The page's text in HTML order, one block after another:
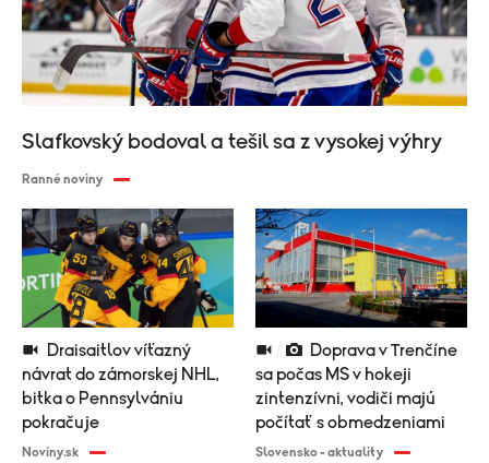
návrat do zámorskej NHL,
bitka o Pennsylvániu
pokračuje
Noviny.sk
sa počas MS v hokeji
zintenzívni, vodiči majú
počítať s obmedzeniami
Slovensko - aktuality
Slafkovský bodoval a tešil sa z vysokej výhry
Ranné noviny